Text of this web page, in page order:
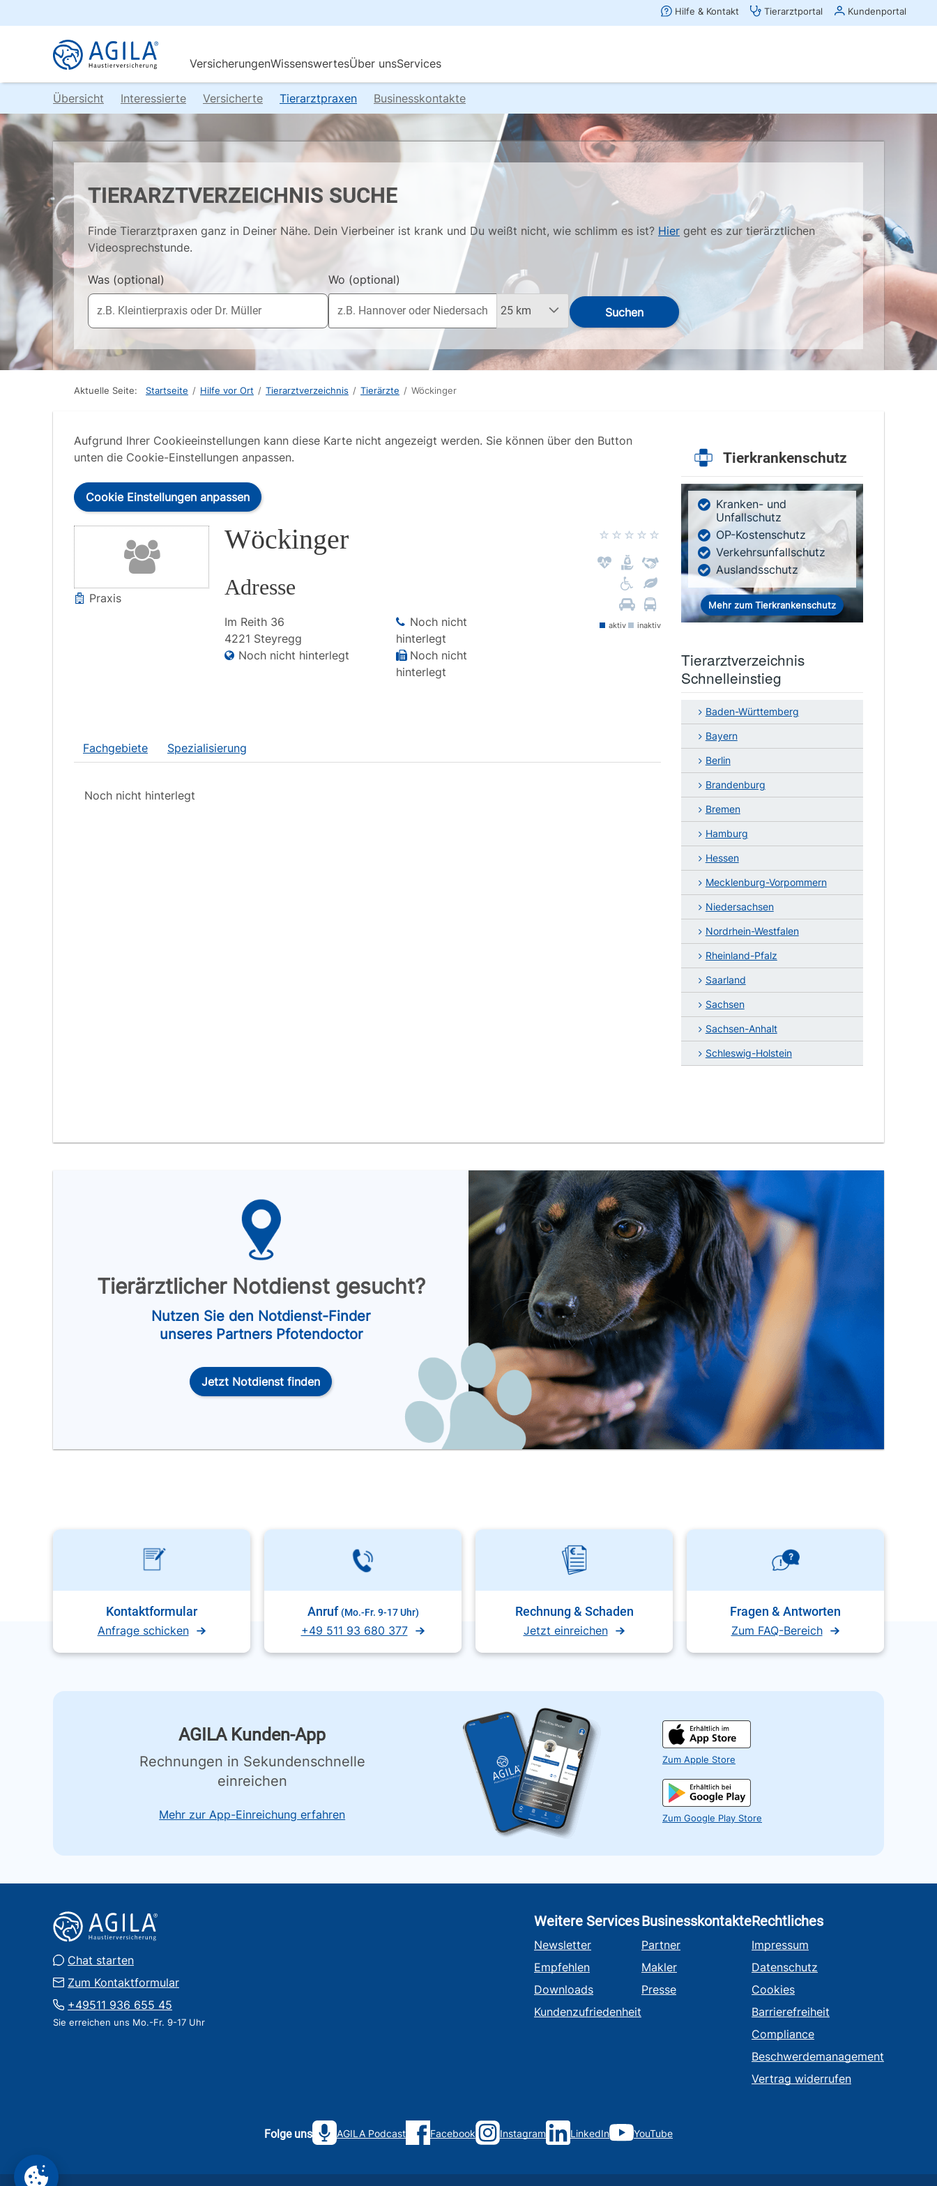
Übersicht Interessierte Versicherte Tierarztpraxen Businesskontakte
TIERARZTVERZEICHNIS SUCHE
Finde Tierarztpraxen ganz in Deiner Nähe. Dein Vierbeiner ist krank und Du weißt nicht, wie schlimm es ist? Hier geht es zur tierärztlichen
Videosprechstunde.
Was (optional) Wo (optional)
Suchen
Aktuelle Seite: Startseite / Hilfe vor Ort / Tierarztverzeichnis / Tierärzte / Wöckinger
Aufgrund Ihrer Cookieeinstellungen kann diese Karte nicht angezeigt werden. Sie können über den Button
unten die Cookie-Einstellungen anpassen.
Cookie Einstellungen anpassen
Praxis
Wöckinger
Adresse
Im Reith 36
4221 Steyregg
Noch nicht hinterlegt
Noch nicht
hinterlegt
Noch nicht
hinterlegt
aktiv inaktiv
Fachgebiete Spezialisierung
Noch nicht hinterlegt
Tierkrankenschutz
Kranken- und
Unfallschutz
OP-Kostenschutz
Verkehrsunfallschutz
Auslandsschutz
Mehr zum Tierkrankenschutz
Tierarztverzeichnis
Schnelleinstieg
Baden-Württemberg
Bayern
Berlin
Brandenburg
Bremen
Hamburg
Hessen
Mecklenburg-Vorpommern
Niedersachsen
Nordrhein-Westfalen
Rheinland-Pfalz
Saarland
Sachsen
Sachsen-Anhalt
Schleswig-Holstein
Tierärztlicher Notdienst gesucht?
Nutzen Sie den Notdienst-Finder
unseres Partners Pfotendoctor
Jetzt Notdienst finden
Kontaktformular
Anfrage schicken
Anruf (Mo.-Fr. 9-17 Uhr)
+49 511 93 680 377
Rechnung & Schaden
Jetzt einreichen
Fragen & Antworten
Zum FAQ-Bereich
AGILA Kunden-App
Rechnungen in Sekundenschnelle
einreichen
Mehr zur App-Einreichung erfahren
Zum Apple Store
Zum Google Play Store